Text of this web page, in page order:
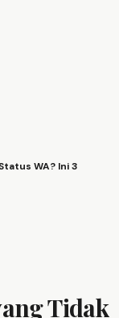
WA? Ini 3
Tidak